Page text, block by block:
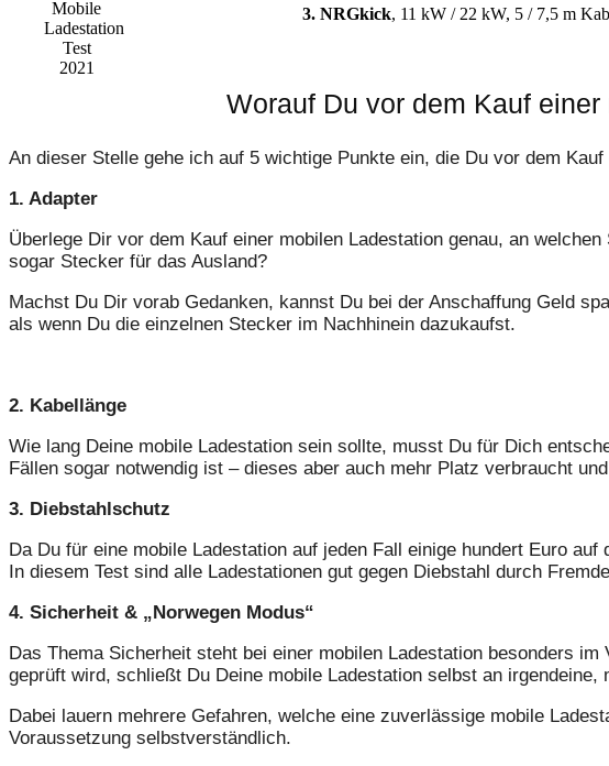
3. NRGkick, 11 kW / 22 kW, 5 / 7,5 m
Worauf Du vor dem Kauf
An dieser Stelle gehe ich auf 5 wichtige Punkte ein, die Du vor dem
1. Adapter
Überlege Dir vor dem Kauf einer mobilen Ladestation genau, an
sogar Stecker für das Ausland?
Machst Du Dir vorab Gedanken, kannst Du bei der Anschaffung Geld
als wenn Du die einzelnen Stecker im Nachhinein dazukaufst.
2. Kabellänge
Wie lang Deine mobile Ladestation sein sollte, musst Du für Dich
Fällen sogar notwendig ist – dieses aber auch mehr Platz verbraucht
3. Diebstahlschutz
Da Du für eine mobile Ladestation auf jeden Fall einige hundert Euro
In diesem Test sind alle Ladestationen gut gegen Diebstahl durch
4. Sicherheit & „Norwegen Modus“
Das Thema Sicherheit steht bei einer mobilen Ladestation besonders
geprüft wird, schließt Du Deine mobile Ladestation selbst an irgendeine,
Dabei lauern mehrere Gefahren, welche eine zuverlässige mobile
Voraussetzung selbstverständlich.